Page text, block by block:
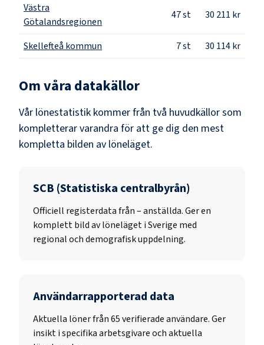
Västra
Götalandsregionen
47st 30 211 kr
Skellefteå kommun 7st 30 114 kr
Om våra datakällor
Vår lönestatistik kommer från två huvudkällor som
kompletterar varandra för att ge dig den mest
kompletta bilden av löneläget.
SCB (Statistiska centralbyrån)
Officiell registerdata från–anställda. Ger en
komplett bild av löneläget i Sverige med
regional och demografisk uppdelning.
Användarrapporterad data
Aktuella löner från 65 verifierade användare. Ger
insikt i specifika arbetsgivare och aktuella